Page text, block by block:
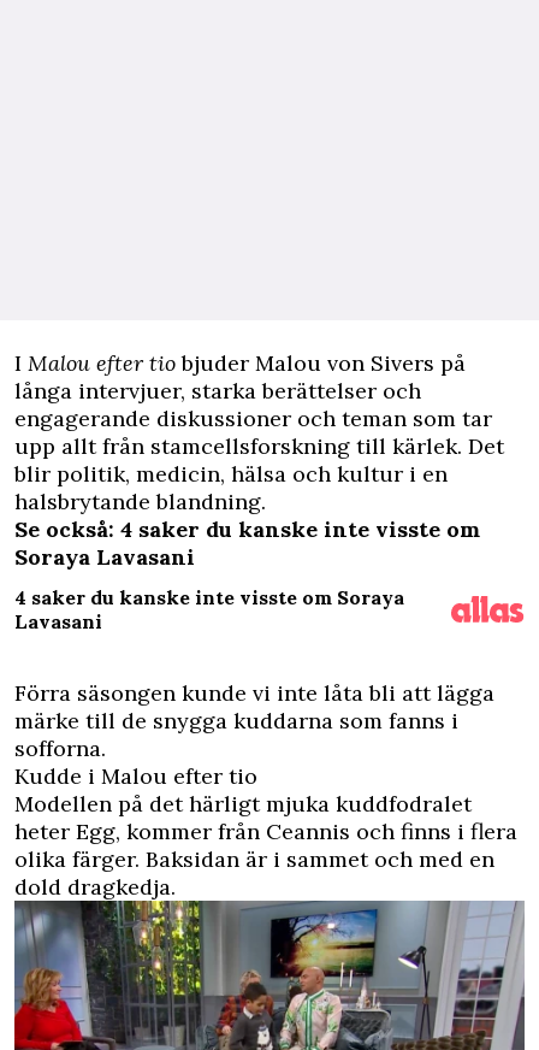
I Malou efter tiobjuder Malou von Sivers på
långa intervjuer, starka berättelser och
engagerande diskussioner och teman som tar
upp allt från stamcellsforskning till kärlek. Det
blir politik, medicin, hälsa och kultur i en
halsbrytande blandning.
Se också: 4 saker du kanske inte visste om
Soraya Lavasani
4 saker du kanske inte visste om Soraya
Lavasani
Förra säsongen kunde vi inte låta bli att lägga
märke till de snygga kuddarna som fanns i
sofforna.
Kudde i Malou efter tio
Modellen på det härligt mjuka kuddfodralet
heter Egg, kommer från Ceannis och finns i flera
olika färger. Baksidan är i sammet och med en
dold dragkedja.